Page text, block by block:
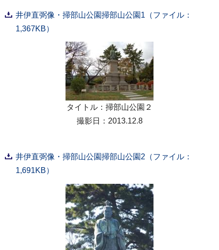
井伊直弼像・掃部山公園掃部山公園1（ファイル：
1,367KB）
タイトル：掃部山公園２
撮影日：2013.12.8
井伊直弼像・掃部山公園掃部山公園2（ファイル：
1,691KB）